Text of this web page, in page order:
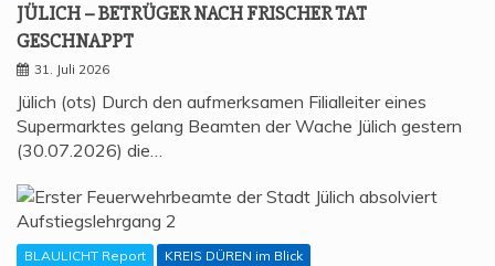
JÜLICH – BETRÜ­GER NACH FRI­SCHER TAT
GESCHNAPPT
31. Juli 2026
Jülich (ots) Durch den aufmerksamen Filialleiter eines
Supermarktes gelang Beamten der Wache Jülich gestern
(30.07.2026) die…
BLAULICHT Report KREIS DÜREN im Blick